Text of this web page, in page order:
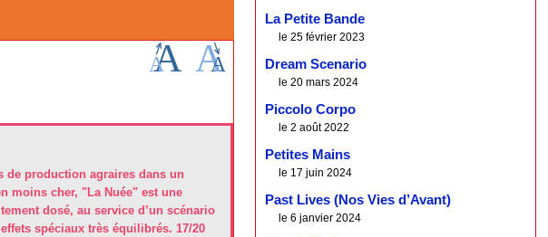
de production agraires dans un
moins cher, "La Nuée" est une
dosé, au service d’un scénario
spéciaux très équilibrés. 17/20
La Petite Bande
le 25 février 2023
Dream Scenario
le 20 mars 2024
Piccolo Corpo
le 2 août 2022
Petites Mains
le 17 juin 2024
Past Lives (Nos Vies d’Avant)
le 6 janvier 2024